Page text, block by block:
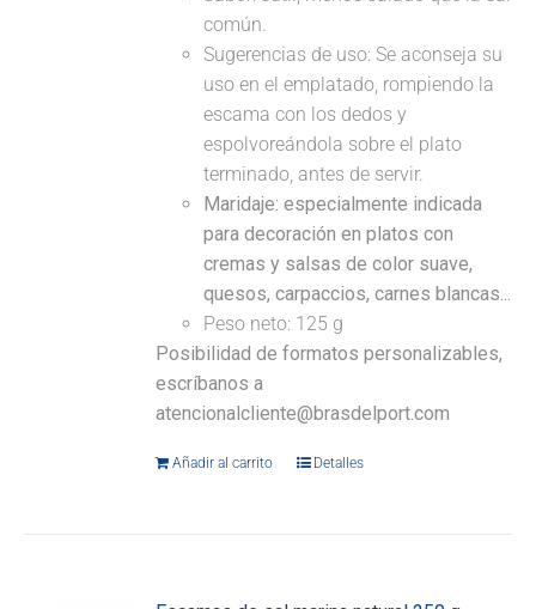
común.
Sugerencias de uso: Se aconseja su
uso en el emplatado, rompiendo la
escama con los dedos y
espolvoreándola sobre el plato
terminado, antes de servir.
Maridaje: especialmente indicada
para decoración en platos con
cremas y salsas de color suave,
quesos, carpaccios, carnes blancas...
Peso neto: 125 g
Posibilidad de formatos personalizables,
escríbanos a
atencionalcliente@brasdelport.com
Añadir al carrito Detalles